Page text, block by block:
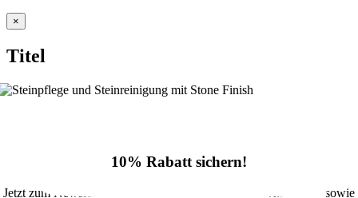
Close
product
view
×
Titel
10% Rabatt sichern!
Jetzt zum Newsletter anmelden und 10% Rabatt im Onlineshop sowie